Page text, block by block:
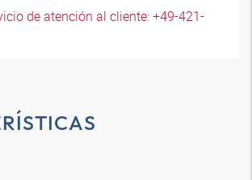
de atención al cliente: +49-421-